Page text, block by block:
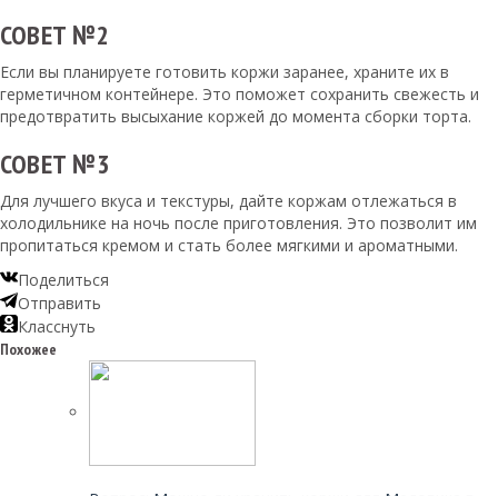
СОВЕТ №2
Если вы планируете готовить коржи заранее, храните их в
герметичном контейнере. Это поможет сохранить свежесть и
предотвратить высыхание коржей до момента сборки торта.
СОВЕТ №3
Для лучшего вкуса и текстуры, дайте коржам отлежаться в
холодильнике на ночь после приготовления. Это позволит им
пропитаться кремом и стать более мягкими и ароматными.
Поделиться
Отправить
Класснуть
Похожее